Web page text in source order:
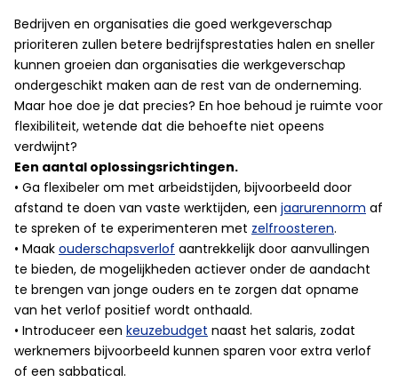
Bedrijven en organisaties die goed werkgeverschap
prioriteren zullen betere bedrijfsprestaties halen en sneller
kunnen groeien dan organisaties die werkgeverschap
ondergeschikt maken aan de rest van de onderneming.
Maar hoe doe je dat precies? En hoe behoud je ruimte voor
flexibiliteit, wetende dat die behoefte niet opeens
verdwijnt?
Een aantal oplossingsrichtingen.
• Ga flexibeler om met arbeidstijden, bijvoorbeeld door
afstand te doen van vaste werktijden, een jaarurennorm af
te spreken of te experimenteren met zelfroosteren.
• Maak ouderschapsverlof aantrekkelijk door aanvullingen
te bieden, de mogelijkheden actiever onder de aandacht
te brengen van jonge ouders en te zorgen dat opname
van het verlof positief wordt onthaald.
• Introduceer een keuzebudget naast het salaris, zodat
werknemers bijvoorbeeld kunnen sparen voor extra verlof
of een sabbatical.